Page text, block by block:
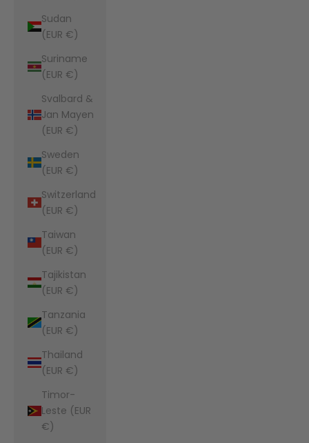
Sudan
(EUR €)
Suriname
(EUR €)
Svalbard &
Jan Mayen
(EUR €)
Sweden
(EUR €)
Switzerland
(EUR €)
Taiwan
(EUR €)
Tajikistan
(EUR €)
Tanzania
(EUR €)
Thailand
(EUR €)
Timor-
Leste (EUR
€)